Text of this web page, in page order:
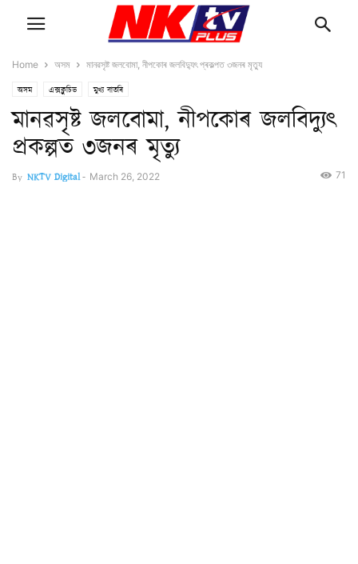
Home অসম মানৱসৃষ্ট জলবোমা, নীপকোৰ জলবিদ্যুৎ প্ৰকল্পত ৩জনৰ মৃত্যু
অসম এক্সক্লুচিভ মুখ্য বাতৰি
মানৱসৃষ্ট জলবোমা, নীপকোৰ জলবিদ্যুৎ
প্ৰকল্পত ৩জনৰ মৃত্যু
By NKTV Digital- March 26, 2022 71